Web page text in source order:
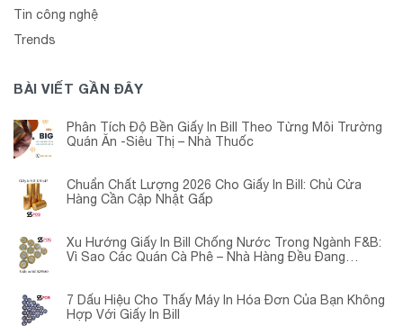
Tin công nghệ
Trends
BÀI VIẾT GẦN ĐÂY
Phân Tích Độ Bền Giấy In Bill Theo Từng Môi Trường
Quán Ăn -Siêu Thị – Nhà Thuốc
Chuẩn Chất Lượng 2026 Cho Giấy In Bill: Chủ Cửa
Hàng Cần Cập Nhật Gấp
Xu Hướng Giấy In Bill Chống Nước Trong Ngành F&B:
Vì Sao Các Quán Cà Phê – Nhà Hàng Đều Đang
7 Dấu Hiệu Cho Thấy Máy In Hóa Đơn Của Bạn Không
Hợp Với Giấy In Bill